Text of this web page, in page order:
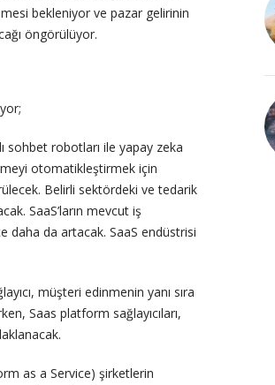
bekleniyor ve pazar gelirinin
öngörülüyor.
sohbet robotları ile yapay zeka
otomatikleştirmek için
Belirli sektördeki ve tedarik
SaaS’ların mevcut iş
daha da artacak. SaaS endüstrisi
müşteri edinmenin yanı sıra
Saas platform sağlayıcıları,
as a Service) şirketlerin